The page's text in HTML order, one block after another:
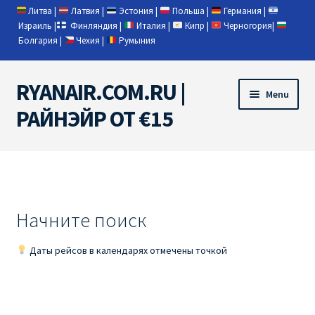
Литва | Латвия | Эстония | Польша | Германия |
Израиль | Финляндия | Италия | Кипр | Черногория|
Болгария | Чехия | Румыния
Skip
to
navigation
Skip
to
content
RYANAIR.COM.RU |
РАЙНЭЙР ОТ €15
Menu
RYANAIR PL ОТ € 9
Начните поиск
Даты рейсов в календарях отмечены точкой